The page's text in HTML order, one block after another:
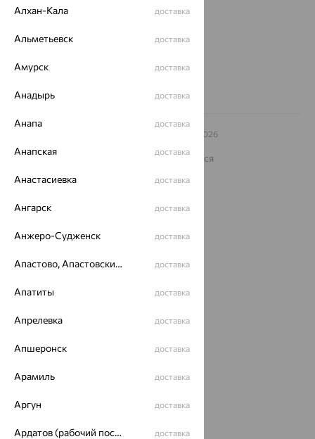
8 (800) 250-02-30
– 2026
На информационном ресурсе применяются
Алхан-Кала доставка
Альметьевск доставка
Амурск доставка
Анадырь доставка
Анапа доставка
Анапская доставка
Анастасиевка доставка
Ангарск доставка
Анжеро-Судженск доставка
Апастово, Апастовский район доставка
Апатиты доставка
Апрелевка доставка
Апшеронск доставка
Арамиль доставка
Аргун доставка
Ардатов (рабочий поселок) доставка